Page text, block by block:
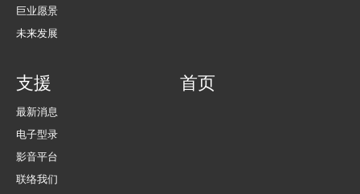
巨业愿景
未来发展
支援
最新消息
电子型录
影音平台
联络我们
首页